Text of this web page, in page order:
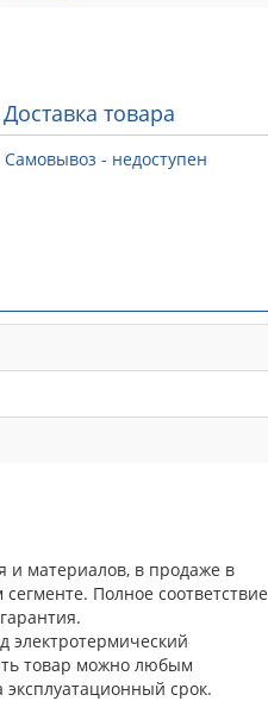
Доставка товара
Самовывоз - недоступен
и материалов, в продаже в
Полное соответствие
электротермический
товар можно любым
срок.